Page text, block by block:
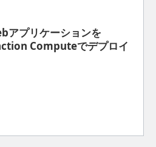
アプリケーションを
Computeでデプロイ